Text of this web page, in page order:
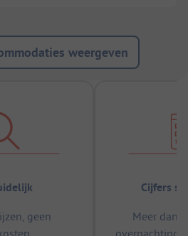
weergeven
geen
Cijfers
Meer dan